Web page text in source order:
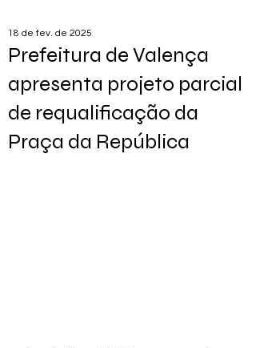
Prefeitura de Valença
apresenta projeto parcial
de requalificação da
Praça da República
18 de fev. de 2025